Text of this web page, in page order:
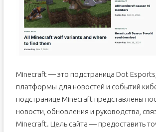
Minecraft — это подстраница Dot
платформы для новостей и событий
подстранице Minecraft представлены
новости, обновления и руководства,
Minecraft. Цель сайта — предоставить